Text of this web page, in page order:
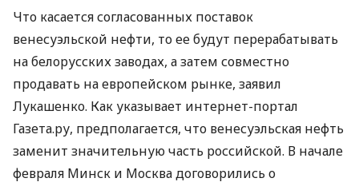
Что касается согласованных поставок
венесуэльской нефти, то ее будут перерабатывать
на белорусских заводах, а затем совместно
продавать на европейском рынке, заявил
Лукашенко. Как указывает интернет-портал
Газета.ру, предполагается, что венесуэльская нефть
заменит значительную часть российской. В начале
февраля Минск и Москва договорились о